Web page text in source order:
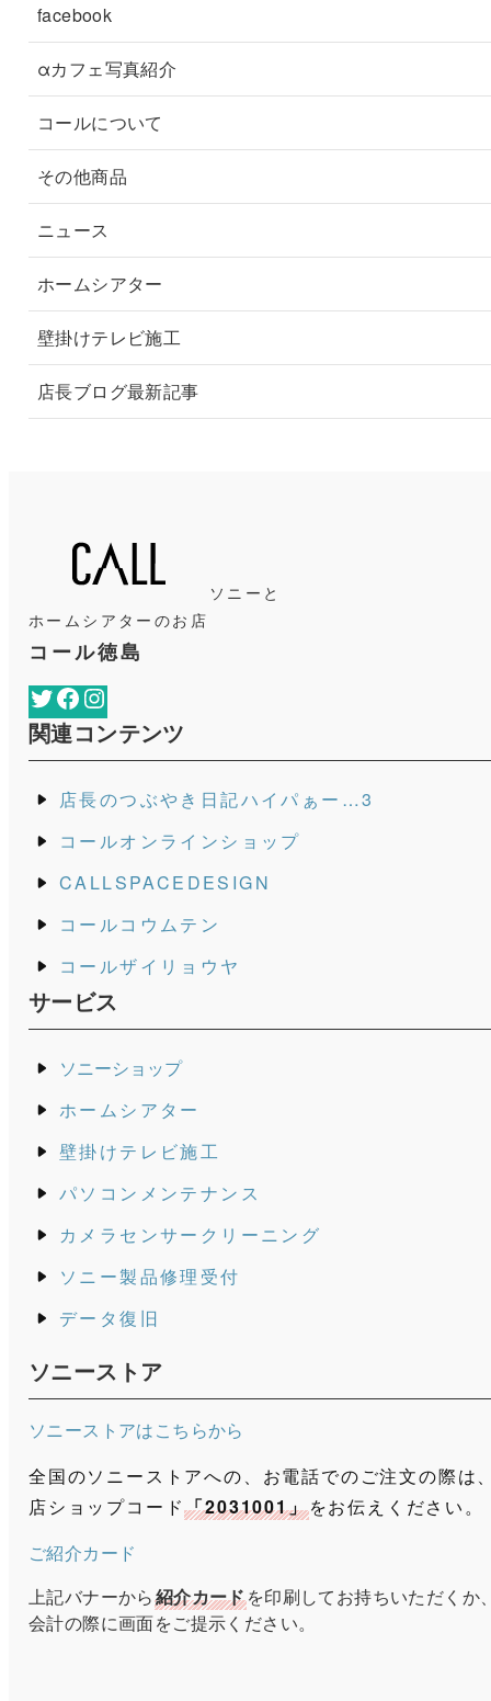
facebook
αカフェ写真紹介
コールについて
その他商品
ニュース
ホームシアター
壁掛けテレビ施工
店長ブログ最新記事
ソニーと
ホームシアターのお店
コール徳島
TwitterFacebook
関連コンテンツ
店長のつぶやき日記ハイパぁー…3
コールオンラインショップ
CALLSPACEDESIGN
コールコウムテン
コールザイリョウヤ
サービス
ソニーショップ
ホームシアター
壁掛けテレビ施工
パソコンメンテナンス
カメラセンサークリーニング
ソニー製品修理受付
データ復旧
ソニーストア
ソニーストアはこちらから
全国のソニーストアへの、お電話でのご注文の際は
店ショップコード「2031001」をお伝えください。
ご紹介カード
上記バナーから紹介カードを印刷してお持ちいただくか
会計の際に画面をご提示ください。